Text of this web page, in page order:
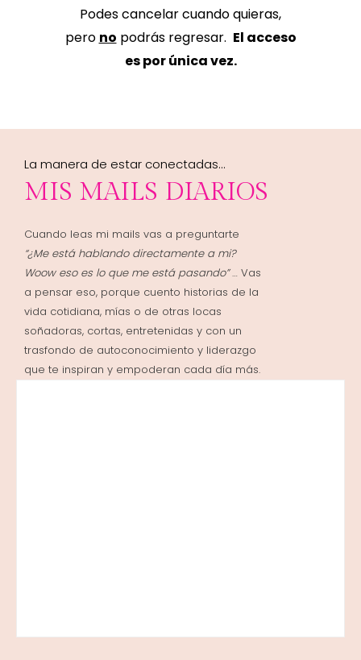
Podes cancelar cuando quieras,
pero no podrás regresar. El acceso
es por única vez.
La manera de estar conectadas…
MIS MAILS DIARIOS
Cuando leas mi mails vas a preguntarte
“¿Me está hablando directamente a mi?
Woow eso es lo que me está pasando”… Vas
a pensar eso, porque cuento historias de la
vida cotidiana, mías o de otras locas
soñadoras, cortas, entretenidas y con un
trasfondo de autoconocimiento y liderazgo
que te inspiran y empoderan cada día más.